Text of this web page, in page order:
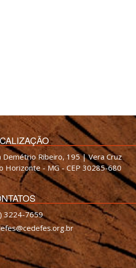
Demétrio Ribeiro, 195 | Vera Cruz
Horizonte - MG - CEP 30285-680
3224-7659